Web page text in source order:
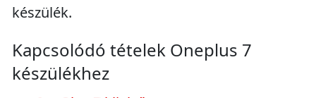
készülék.
Kapcsolódó tételek Oneplus 7
készülékhez